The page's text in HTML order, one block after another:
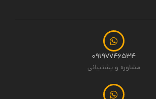
09197746534
مشاوره و پشتیبانی